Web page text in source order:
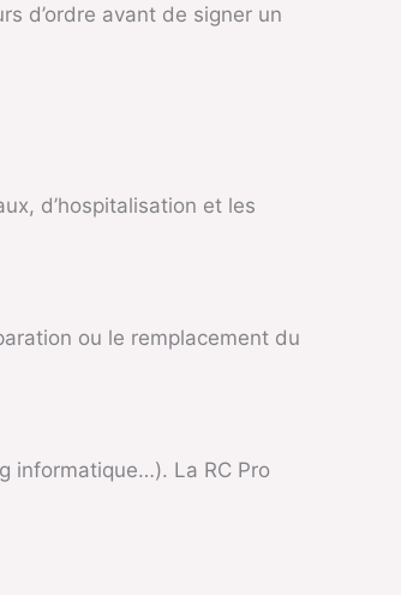
d’ordre avant de signer un
d’hospitalisation et les
ou le remplacement du
informatique…). La RC Pro